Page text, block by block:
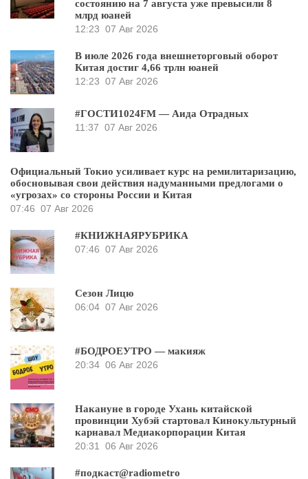
состоянию на 7 августа уже превысили 8
млрд юаней
12:23 07 Авг 2026
В июле 2026 года внешнеторговый оборот
Китая достиг 4,66 трлн юаней
12:23 07 Авг 2026
#ГОСТИ1024FM — Аида Отрадных
11:37 07 Авг 2026
Официальный Токио усиливает курс на ремилитаризацию,
обосновывая свои действия надуманными предлогами о
«угрозах» со стороны России и Китая
07:46 07 Авг 2026
#КНИЖНАЯРУБРИКА
07:46 07 Авг 2026
Сезон Лицю
06:04 07 Авг 2026
#БОДРОЕУТРО — макияж
20:34 06 Авг 2026
Накануне в городе Ухань китайской
провинции Хубэй стартовал Кинокультурный
карнавал Медиакорпорации Китая
20:31
06 Авг 2026
#подкаст@radiometro